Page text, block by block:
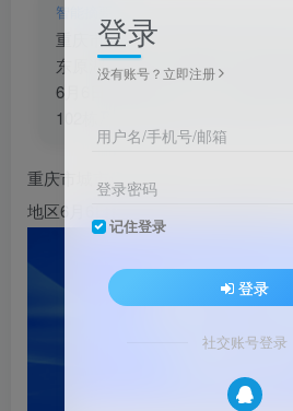
智能摘要
重庆市城市供节水事务中心通知
东原湖山樾一期102栋DN100管
6月6日13:30至17:00，渝北区东
102栋及周边区域停水3小时30分
重庆市城市供节水事务中心发布【
地区6月6日停水信息，正文内容如下
登录
没有账号？立即注册
用户名/手机号/邮箱
登录密码
记住登录
登录
社交账号登录